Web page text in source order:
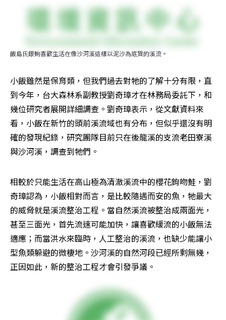
飯島氏銀鮈喜歡生活在像沙河溪這樣以泥沙為底質的溪流。
小飯雖然是保育類，但我們過去對牠的了解十分有限，直
到今年，台大森林系副教授劉奇璋才在林務局委託下，和
幾位研究者展開詳細調查。劉奇璋表示，從文獻資料來
看，小飯在新竹的頭前溪流域也有分布，但似乎還沒有明
確的發現紀錄，研究團隊目前只在後龍溪的支流老田寮溪
與沙河溪，調查到牠們。
相較於只能生活在高山極為清澈溪流中的櫻花鉤吻鮭，劉
奇璋認為，小飯相對而言，是比較隨遇而安的魚，牠最大
的威脅就是溪流整治工程。當自然溪流被整治成兩面光，
甚至三面光，首先流速可能加快，讓喜歡緩流的小飯無法
適應；而當洪水來臨時，人工整治的溪流，也缺少能讓小
型魚類躲避的微棲地。沙河溪的自然河段已經所剩無幾，
正因如此，新的整治工程才會引發爭議。